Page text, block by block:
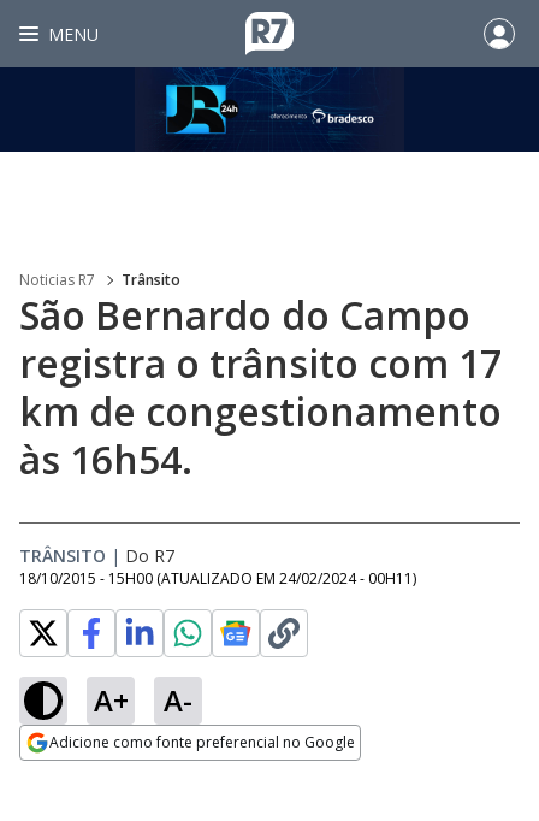
MENU
Noticias R7 Trânsito
São Bernardo do Campo
registra o trânsito com 17
km de congestionamento
às 16h54.
TRÂNSITO | Do R7
18/10/2015 - 15H00 (ATUALIZADO EM 24/02/2024 - 00H11)
A+ A-
Adicione como fonte preferencial no Google